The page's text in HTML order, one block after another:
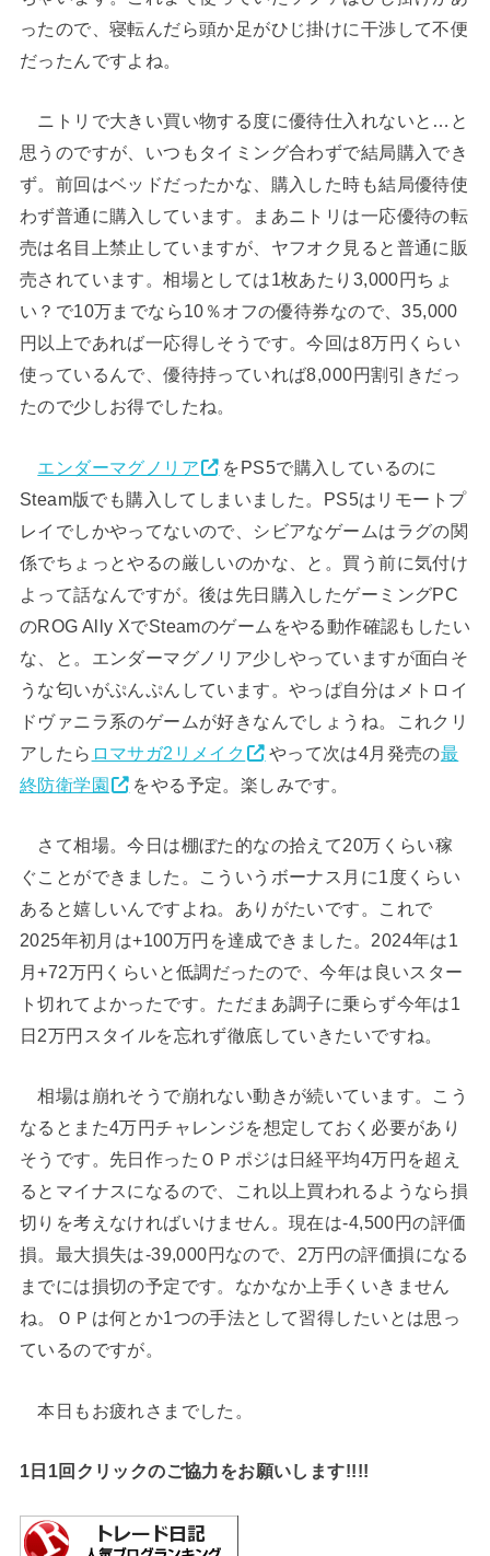
ったので、寝転んだら頭か足がひじ掛けに干渉して不便
だったんですよね。
ニトリで大きい買い物する度に優待仕入れないと…と
思うのですが、いつもタイミング合わずで結局購入でき
ず。前回はベッドだったかな、購入した時も結局優待使
わず普通に購入しています。まあニトリは一応優待の転
売は名目上禁止していますが、ヤフオク見ると普通に販
売されています。相場としては1枚あたり3,000円ちょ
い？で10万までなら10％オフの優待券なので、35,000
円以上であれば一応得しそうです。今回は8万円くらい
使っているんで、優待持っていれば8,000円割引きだっ
たので少しお得でしたね。
エンダーマグノリア
をPS5で購入しているのに
Steam版でも購入してしまいました。PS5はリモートプ
レイでしかやってないので、シビアなゲームはラグの関
係でちょっとやるの厳しいのかな、と。買う前に気付け
よって話なんですが。後は先日購入したゲーミングPC
のROG Ally XでSteamのゲームをやる動作確認もしたい
な、と。エンダーマグノリア少しやっていますが面白そ
うな匂いがぷんぷんしています。やっぱ自分はメトロイ
ドヴァニラ系のゲームが好きなんでしょうね。これクリ
アしたら ロマサガ2リメイク やって次は4月発売の最
終防衛学園
をやる予定。楽しみです。
さて相場。今日は棚ぼた的なの拾えて20万くらい稼
ぐことができました。こういうボーナス月に1度くらい
あると嬉しいんですよね。ありがたいです。これで
2025年初月は+100万円を達成できました。2024年は1
月+72万円くらいと低調だったので、今年は良いスター
ト切れてよかったです。ただまあ調子に乗らず今年は1
日2万円スタイルを忘れず徹底していきたいですね。
相場は崩れそうで崩れない動きが続いています。こう
なるとまた4万円チャレンジを想定しておく必要があり
そうです。先日作ったＯＰポジは日経平均4万円を超え
るとマイナスになるので、これ以上買われるようなら損
切りを考えなければいけません。現在は-4,500円の評価
損。最大損失は-39,000円なので、2万円の評価損になる
までには損切の予定です。なかなか上手くいきません
ね。ＯＰは何とか1つの手法として習得したいとは思っ
ているのですが。
本日もお疲れさまでした。
1日1回クリックのご協力をお願いします!!!!